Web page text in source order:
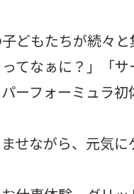
どもたちが続々と
てなぁに？」「サ
ーフォーミュラ
せながら、元気